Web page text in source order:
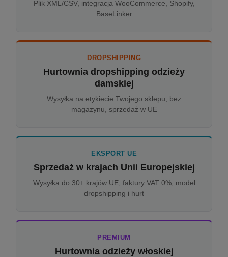
Plik XML/CSV, integracja WooCommerce, Shopify,
BaseLinker
DROPSHIPPING
Hurtownia dropshipping odzieży
damskiej
Wysyłka na etykiecie Twojego sklepu, bez
magazynu, sprzedaż w UE
EKSPORT UE
Sprzedaż w krajach Unii Europejskiej
Wysyłka do 30+ krajów UE, faktury VAT 0%, model
dropshipping i hurt
PREMIUM
Hurtownia odzieży włoskiej